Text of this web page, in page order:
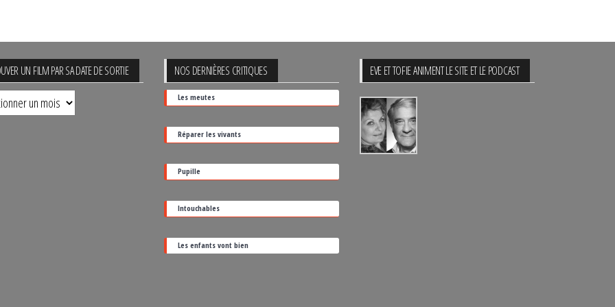
UN FILM PAR SA DATE DE SORTIE NOS DERNIÈRES CRITIQUES
Les meutes
Réparer les vivants
Pupille
Intouchables
Les enfants vont bien
EVE ET TOFIE ANIMENT LE SITE ET LE PODCAST